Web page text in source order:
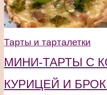
Тарты и тарталетки
МИНИ-ТАРТЫ С
КУРИЦЕЙ И